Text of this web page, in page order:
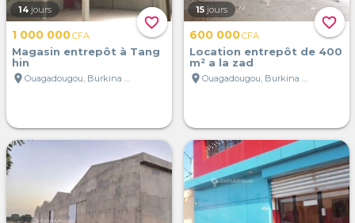
favorite_border
14 jours
1 000 000CFA
Magasin entrepôt à Tang
hin
location_on
Ouagadougou, Burkina Faso
favorite_border
15 jours
600 000CFA
Location entrepôt de 400
m² a la zad
location_on
Ouagadougou, Burkina Faso